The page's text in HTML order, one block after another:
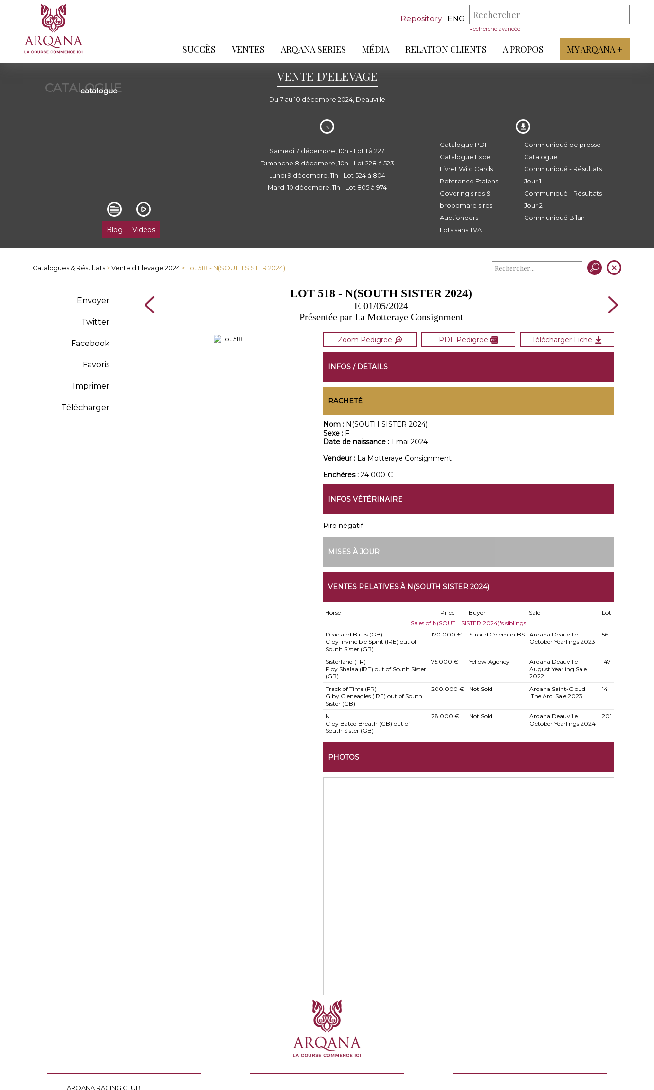
Repository ENG
Recherche avancée
SUCCÈS VENTES ARQANA SERIES MÉDIA RELATION CLIENTS A PROPOS MY ARQANA +
CATALOGUE
catalogue
VENTE D'ELEVAGE
Du 7 au 10 décembre 2024, Deauville
Blog Vidéos
Samedi 7 décembre, 10h - Lot 1 à 227
Dimanche 8 décembre, 10h - Lot 228 à 523
Lundi 9 décembre, 11h - Lot 524 à 804
Mardi 10 décembre, 11h - Lot 805 à 974
Catalogue PDF
Catalogue Excel
Livret Wild Cards
Reference Etalons
Covering sires &
broodmare sires
Auctioneers
Lots sans TVA
Communiqué de presse -
Catalogue
Communiqué - Résultats
Jour 1
Communiqué - Résultats
Jour 2
Communiqué Bilan
Catalogues & Résultats >Vente d'Elevage 2024 > Lot 518 - N(SOUTH SISTER 2024)
Envoyer
Twitter
Facebook
Favoris
Imprimer
Télécharger
LOT 518 - N(SOUTH SISTER 2024)
F. 01/05/2024
Présentée par La Motteraye Consignment
Zoom Pedigree PDF Pedigree Télécharger Fiche
INFOS / DÉTAILS
RACHETÉ
Nom : N(SOUTH SISTER 2024)
Sexe : F.
Date de naissance : 1 mai 2024
Vendeur : La Motteraye Consignment
Enchères : 24 000 €
INFOS VÉTÉRINAIRE
Piro négatif
MISES À JOUR
VENTES RELATIVES À N(SOUTH SISTER 2024)
Horse Price Buyer Sale
Lot
Sales of N(SOUTH SISTER 2024)'s siblings
Dixieland Blues (GB)
C by Invincible Spirit (IRE) out of
South Sister (GB)
170.000 € Stroud Coleman BS
Arqana Deauville
October Yearlings 2023
56
Sisterland (FR)
F by Shalaa (IRE) out of South Sister
(GB)
75.000 € Yellow Agency
Arqana Deauville
August Yearling Sale
2022
147
Track of Time (FR)
G by Gleneagles (IRE) out of South
Sister (GB)
200.000 € Not Sold
Arqana Saint-Cloud
'The Arc' Sale 2023
14
N.
C by Bated Breath (GB) out of
South Sister (GB)
28.000 € Not Sold
Arqana Deauville
October Yearlings 2024
201
PHOTOS
ARQANA RACING CLUB